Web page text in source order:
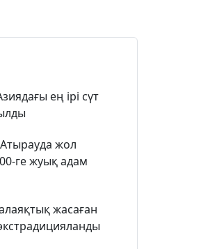
ең ірі сүт
жол
ге жуық адам
жасаған